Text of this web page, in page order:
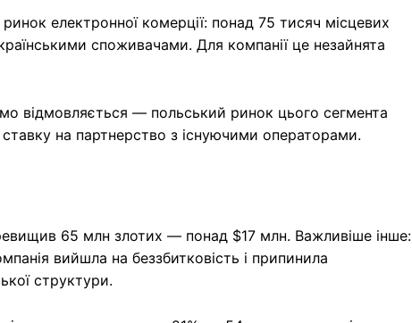
електронної комерції: понад 75 тисяч місцевих
споживачами. Для компанії це незайнята
відмовляється — польський ринок цього сегмента
на партнерство з існуючими операторами.
65 млн злотих — понад $17 млн. Важливіше інше:
вийшла на беззбитковість і припинила
структури.